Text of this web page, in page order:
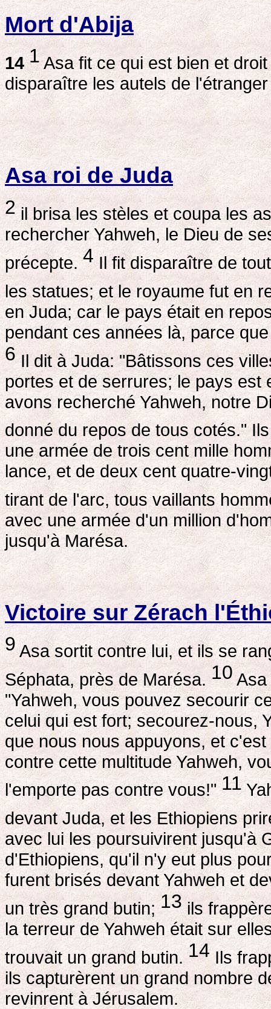
Mort d'Abija
14 1Asa fit ce qui est bien et
disparaître les autels de
Asa roi de Juda
2il brisa les stèles et coupa les
rechercher Yahweh, le Dieu de
précepte.4Il fit disparaître de
les statues; et le royaume fut en
en Juda; car le pays était en
pendant ces années là, parce
6Il dit à Juda: "Bâtissons ces
portes et de serrures; le pays
avons recherché Yahweh, notre
donné du repos de tous cotés."
une armée de trois cent mille
lance, et de deux cent quatre-
tirant de l'arc, tous vaillants
avec une armée d'un million
jusqu'à Marésa.
Victoire sur Zérach
9Asa sortit contre lui, et ils se
Séphata, près de Marésa.10Asa
"Yahweh, vous pouvez secourir
celui qui est fort; secourez-nous,
que nous nous appuyons, et
contre cette multitude Yahweh,
l'emporte pas contre vous!"11
devant Juda, et les Ethiopiens
avec lui les poursuivirent jusqu'à
d'Ethiopiens, qu'il n'y eut plus
furent brisés devant Yahweh et
un très grand butin;13ils
la terreur de Yahweh était sur
trouvait un grand butin.14Ils
ils capturèrent un grand nombre
revinrent à Jérusalem.